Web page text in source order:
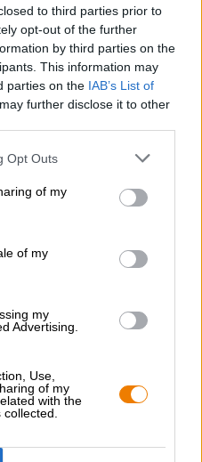
to third parties prior to
opt-out of the further
by third parties on the
This information may
parties on the IAB’s List of
further disclose it to other
Opt Outs
of my
of my
my
Advertising.
Use,
of my
with the
ansiosta sinulla
tuet kestävästi
merillemme ja niiden
Olemme täällä sinua
einkaufen?
Door Vrouwen